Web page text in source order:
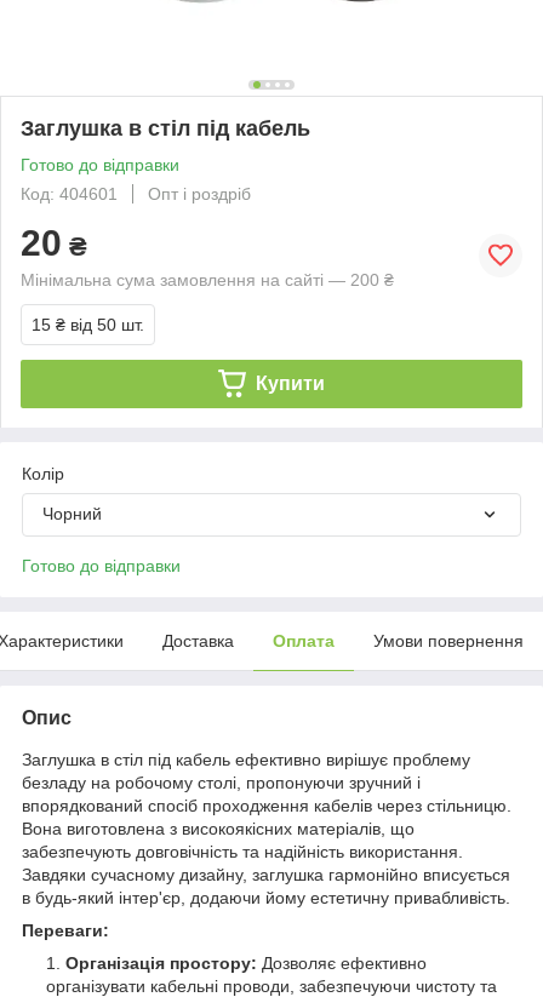
Заглушка в стіл під кабель
Готово до відправки
Код: 404601
Опт і роздріб
20 ₴
Мінімальна сума замовлення на сайті — 200 ₴
15 ₴ від 50 шт.
Купити
Колір
Чорний
Готово до відправки
Доставка Оплата Умови повернення
Опис
Заглушка в стіл під кабель ефективно вирішує проблему
безладу на робочому столі, пропонуючи зручний і
впорядкований спосіб проходження кабелів через стільницю.
Вона виготовлена з високоякісних матеріалів, що
забезпечують довговічність та надійність використання.
Завдяки сучасному дизайну, заглушка гармонійно вписується
в будь-який інтер'єр, додаючи йому естетичну привабливість.
Переваги:
Організація простору: Дозволяє ефективно
організувати кабельні проводи, забезпечуючи чистоту та